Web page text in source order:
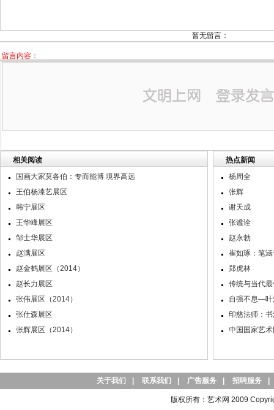
暂无留言：
留言内容：
相关阅读
国画大家莫各伯：专而能博 境界高远
王伯杨漆艺展区
韩宁展区
王华峰展区
邹士华展区
赵满展区
赵金鹤展区（2014）
赵长力展区
张伟展区（2014）
张仕森展区
张辉展区（2014）
热点新闻
杨周全
张辉
谢天成
张谧诠
赵永勃
崔如琢：笔
郑虎林
传统与当代
自强不息—叶
印慈法师：
中国国家艺
关于我们 联系我们 广告服务 招聘服务
版权所有：艺术网 2009